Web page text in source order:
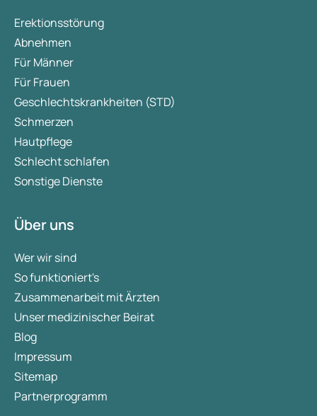
Erektionsstörung
Abnehmen
Für Männer
Für Frauen
Geschlechtskrankheiten (STD)
Schmerzen
Hautpflege
Schlecht schlafen
Sonstige Dienste
Über uns
Wer wir sind
So funktioniert's
Zusammenarbeit mit Ärzten
Unser medizinischer Beirat
Blog
Impressum
Sitemap
Partnerprogramm